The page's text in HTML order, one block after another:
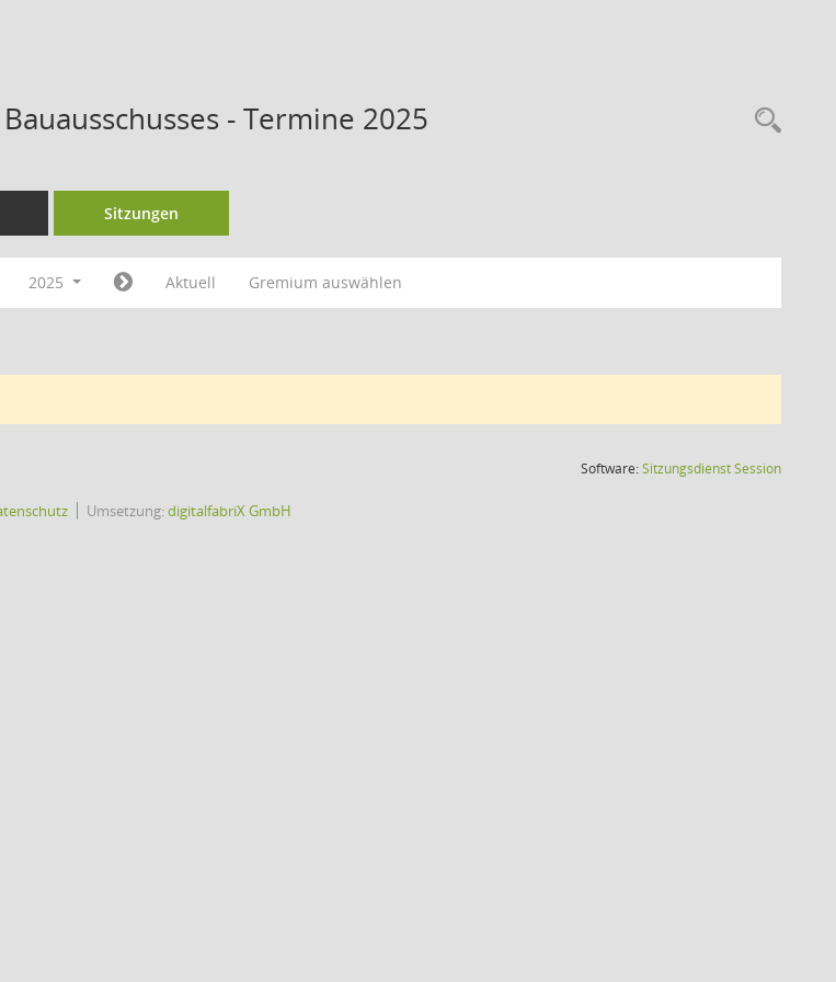
- Termine 2025
Sitzungen
2025 Aktuell Gremium auswählen
Software:SitzungsdienstSession(Wird in
Umsetzung:digitalfabriX GmbH